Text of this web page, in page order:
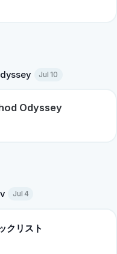
Jul 10
Odyssey
Jul 4
クリスト